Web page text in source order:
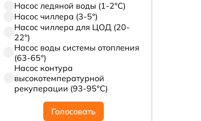
Насос ледяной воды (1-2°С)
Насос чиллера (3-5°)
Насос чиллера для ЦОД (20-
22°)
Насос воды системы отопления
(63-65°)
Насос контура
высокотемпературной
рекуперации (93-95°С)
Голосовать